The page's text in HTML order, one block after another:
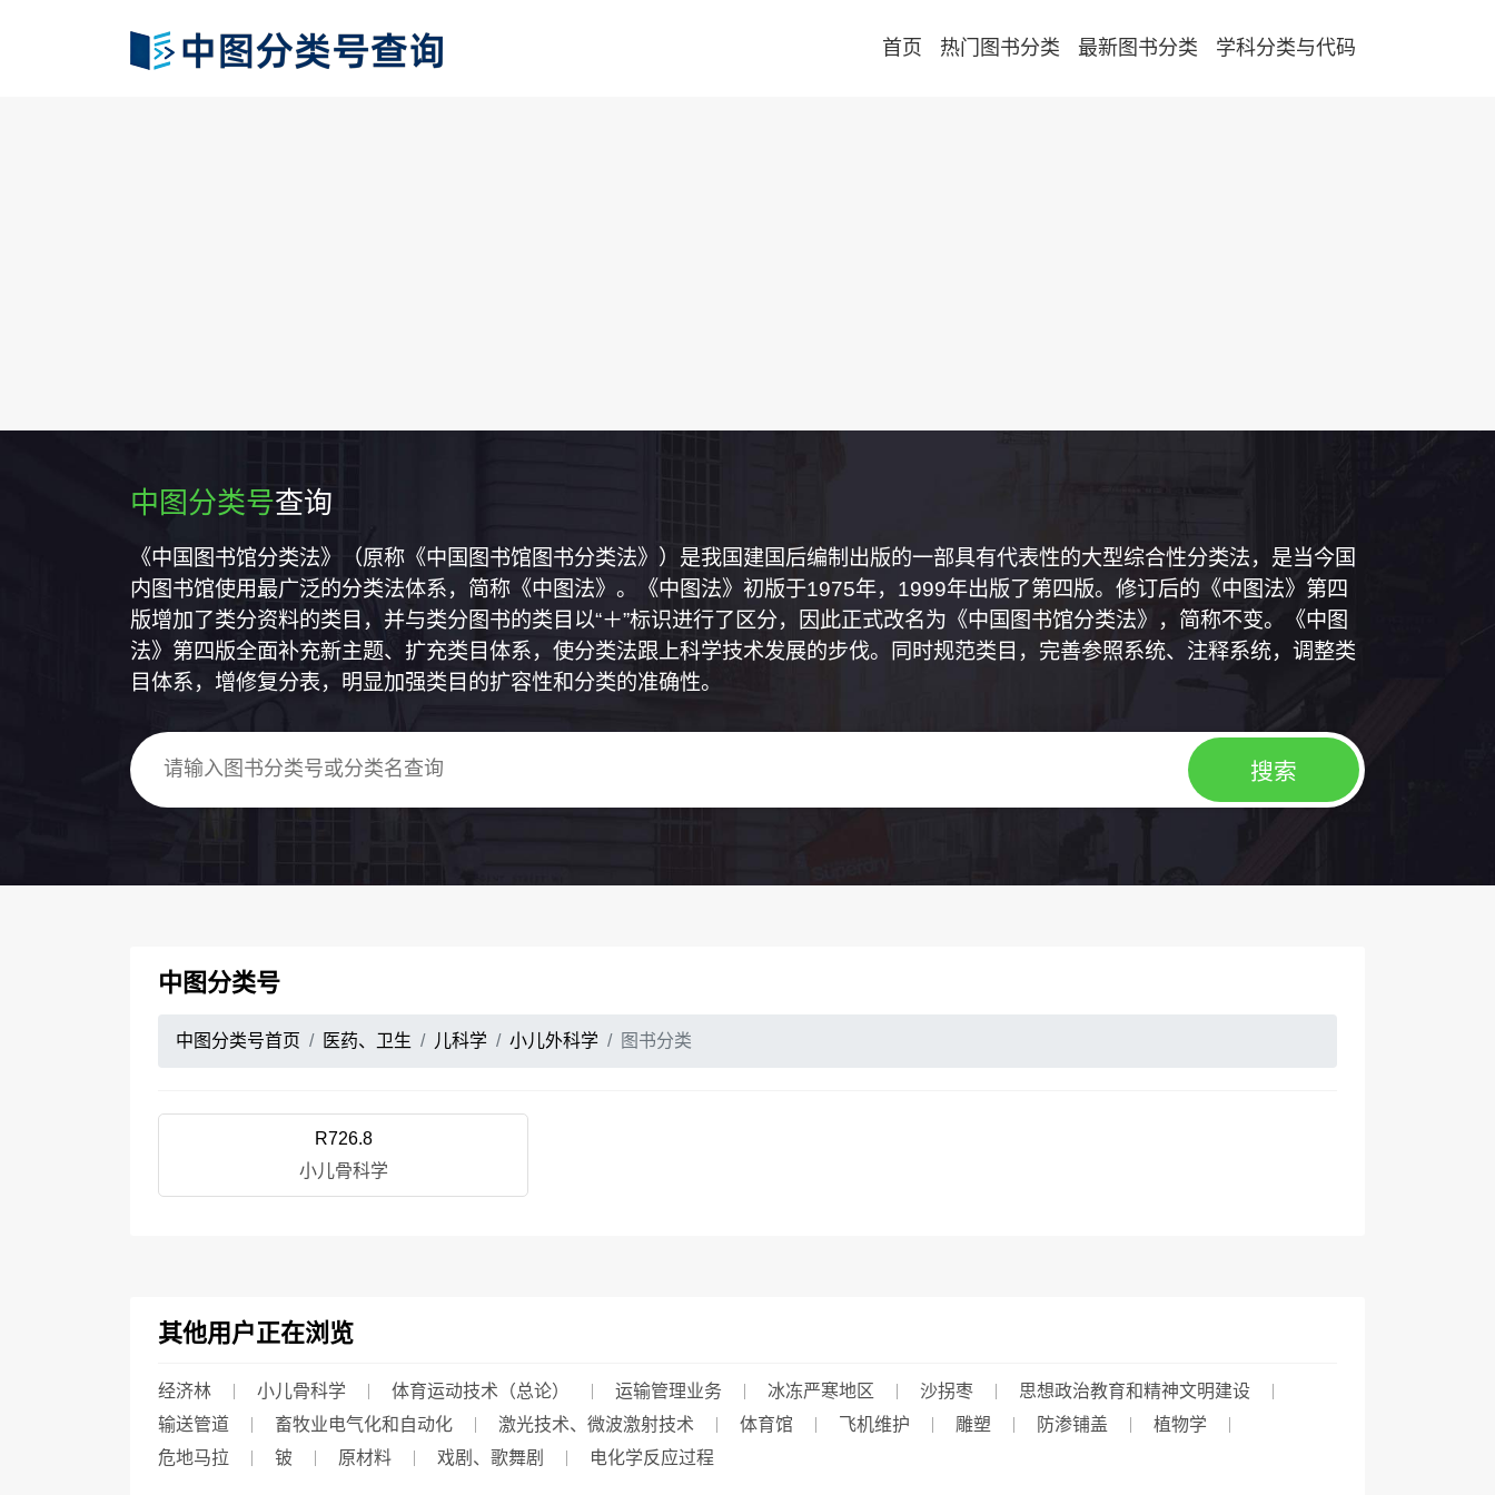
首页 热门图书分类 最新图书分类 学科分类与代码
中图分类号查询
《中国图书馆分类法》（原称《中国图书馆图书分类法》）是我国建国后编制出版的一部具有代表性的大型综合性分类法，是当今国
内图书馆使用最广泛的分类法体系，简称《中图法》。《中图法》初版于1975年，1999年出版了第四版。修订后的《中图法》第四
版增加了类分资料的类目，并与类分图书的类目以“＋”标识进行了区分，因此正式改名为《中国图书馆分类法》，简称不变。《中图
法》第四版全面补充新主题、扩充类目体系，使分类法跟上科学技术发展的步伐。同时规范类目，完善参照系统、注释系统，调整类
目体系，增修复分表，明显加强类目的扩容性和分类的准确性。
中图分类号
中图分类号首页 医药、卫生 儿科学 小儿外科学 图书分类
R726.8
小儿骨科学
其他用户正在浏览
经济林 小儿骨科学 体育运动技术（总论） 运输管理业务 冰冻严寒地区 沙拐枣
思想政治教育和精神文明建设
输送管道
畜牧业电气化和自动化 激光技术、微波激射技术 体育馆 飞机维护 雕塑 防渗铺盖
植物学
危地马拉
铍 原材料 戏剧、歌舞剧 电化学反应过程